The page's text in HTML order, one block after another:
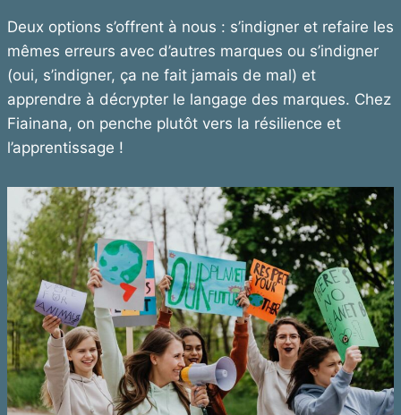
Deux options s’offrent à nous : s’indigner et refaire les
mêmes erreurs avec d’autres marques ou s’indigner
(oui, s’indigner, ça ne fait jamais de mal) et
apprendre à décrypter le langage des marques. Chez
Fiainana, on penche plutôt vers la résilience et
l’apprentissage !